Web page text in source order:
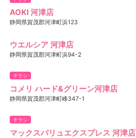
AOKI 河津店
静岡県賀茂郡河津町浜123
ウエルシア 河津店
静岡県賀茂郡河津町浜94-2
チラシ
コメリ ハード&グリーン河津店
静岡県賀茂郡河津町峰347-1
チラシ
マックスバリュエクスプレス 河津店